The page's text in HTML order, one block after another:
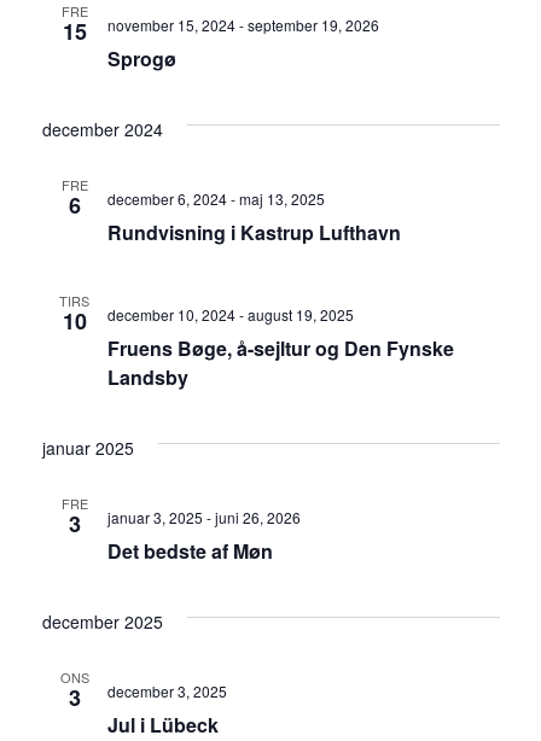
FRE
15
Sprogø
november 15, 2024-september 19, 2026
december 2024
FRE
6
Rundvisning i Kastrup Lufthavn
december 6, 2024-maj 13, 2025
TIRS
10
Fruens Bøge, å-sejltur og Den Fynske
Landsby
december 10, 2024-august 19, 2025
januar 2025
FRE
3
Det bedste af Møn
januar 3, 2025 -juni 26, 2026
december 2025
ONS
3
Jul i Lübeck
december 3, 2025